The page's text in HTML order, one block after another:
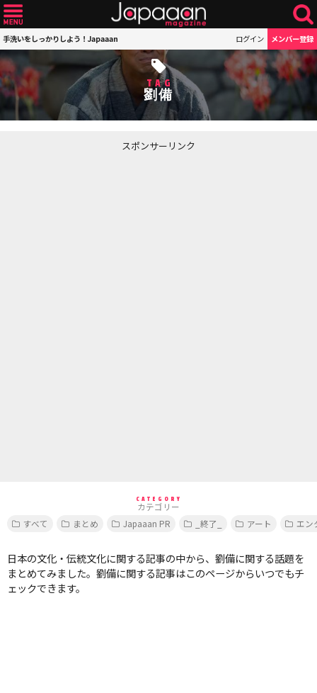
手洗いをしっかりしよう！Japaaan ログイン メンバー登録
TAG
劉備
スポンサーリンク
CATEGORY
カテゴリー
すべて
まとめ Japaaan PR _終了_ アート エン
日本の文化・伝統文化に関する記事の中から、劉備に関する話題を
まとめてみました。劉備に関する記事はこのページからいつでもチ
ェックできます。